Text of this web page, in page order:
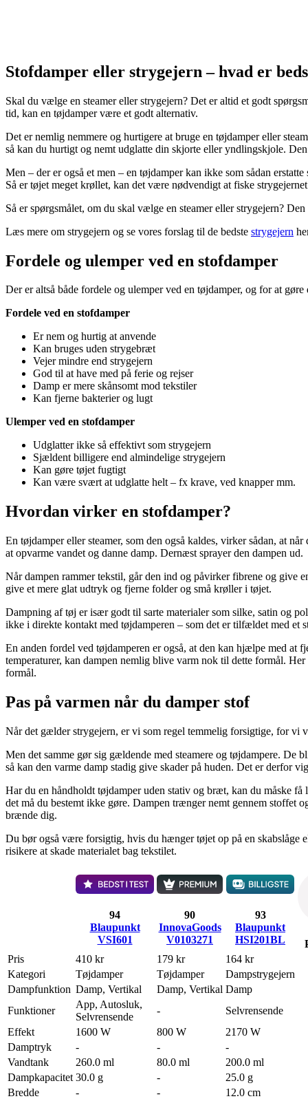
Stofdamper eller strygejern – hvad er
Skal du vælge en steamer eller strygejern? Det er altid et godt
tid, kan en tøjdamper være et godt alternativ.
Det er nemlig nemmere og hurtigere at bruge en tøjdamper eller
så kan du hurtigt og nemt udglatte din skjorte eller yndlingskjole.
Men – der er også et men – en tøjdamper kan ikke som sådan
Så er tøjet meget krøllet, kan det være nødvendigt at fiske
Så er spørgsmålet, om du skal vælge en steamer eller strygejern?
Læs mere om strygejern og se vores forslag til de bedste strygejern
Fordele og ulemper ved en stofdamper
Der er altså både fordele og ulemper ved en tøjdamper, og for at
Fordele ved en stofdamper
Er nem og hurtig at anvende
Kan bruges uden strygebræt
Vejer mindre end strygejern
God til at have med på ferie og rejser
Damp er mere skånsomt mod tekstiler
Kan fjerne bakterier og lugt
Ulemper ved en stofdamper
Udglatter ikke så effektivt som strygejern
Sjældent billigere end almindelige strygejern
Kan gøre tøjet fugtigt
Kan være svært at udglatte helt – fx krave, ved knapper mm.
Hvordan virker en stofdamper?
En tøjdamper eller steamer, som den også kaldes, virker sådan, at
at opvarme vandet og danne damp. Dernæst sprayer den dampen ud.
Når dampen rammer tekstil, går den ind og påvirker fibrene og give
give et mere glat udtryk og fjerne folder og små krøller i tøjet.
Dampning af tøj er især godt til sarte materialer som silke, satin og
ikke i direkte kontakt med tøjdamperen – som det er tilfældet med et
En anden fordel ved tøjdamperen er også, at den kan hjælpe med at
temperaturer, kan dampen nemlig blive varm nok til dette formål.
formål.
Pas på varmen når du damper stof
Når det gælder strygejern, er vi som regel temmelig forsigtige, for vi
Men det samme gør sig gældende med steamere og tøjdampere. De
så kan den varme damp stadig give skader på huden. Det er derfor
Har du en håndholdt tøjdamper uden stativ og bræt, kan du måske
det må du bestemt ikke gøre. Dampen trænger nemt gennem stoffet
brænde dig.
Du bør også være forsigtig, hvis du hænger tøjet op på en skabslåge
risikere at skade materialet bag tekstilet.
94
Blaupunkt
VSI601
90
InnovaGoods
V0103271
93
Blaupunkt
HSI201BL
Pris
410 kr 179 kr
164 kr
Kategori
Tøjdamper Tøjdamper
Dampstrygejern
Dampfunktion Damp, Vertikal Damp, Vertikal Damp
Funktioner
App, Autosluk,
Selvrensende
-
Selvrensende
Effekt
1600 W 800 W
2170 W
Damptryk
- -
-
Vandtank
260.0 ml 80.0 ml
200.0 ml
Dampkapacitet 30.0 g -
25.0 g
Bredde
- -
12.0 cm